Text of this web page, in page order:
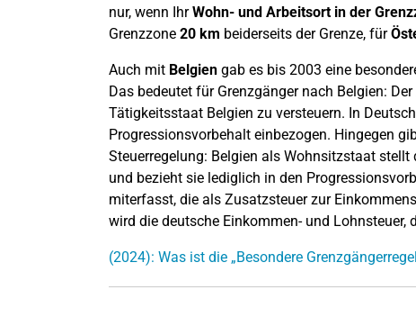
nur, wenn IhrWohn- und Arbeitsort in der
Grenzzone20 km beiderseits der Grenze, für
Auch mit Belgiengab es bis 2003 eine
Das bedeutet für Grenzgänger nach Belgien:
Tätigkeitsstaat Belgien zu versteuern. In
Progressionsvorbehalt einbezogen. Hingegen
Steuerregelung: Belgien als Wohnsitzstaat
und bezieht sie lediglich in den
miterfasst, die als Zusatzsteuer zur
wird die deutsche Einkommen- und
(2024): Was ist die „Besondere